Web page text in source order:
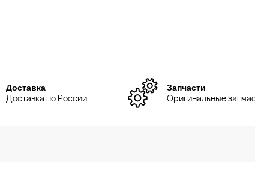
Доставка
Доставка по России
Запчасти
Оригинальные